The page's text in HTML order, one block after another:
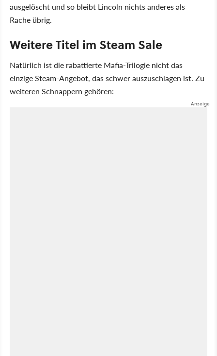
ausgelöscht und so bleibt Lincoln nichts anderes als
Rache übrig.
Weitere Titel im Steam Sale
Natürlich ist die rabattierte Mafia-Trilogie nicht das
einzige Steam-Angebot, das schwer auszuschlagen ist. Zu
weiteren Schnappern gehören: